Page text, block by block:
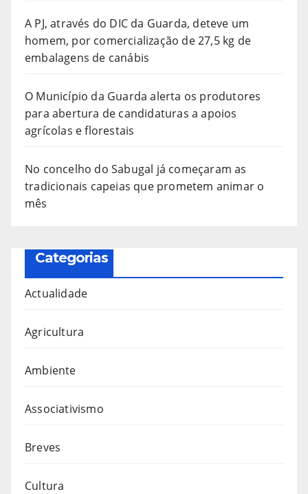
A PJ, através do DIC da Guarda, deteve um
homem, por comercialização de 27,5 kg de
embalagens de canábis
O Município da Guarda alerta os produtores
para abertura de candidaturas a apoios
agrícolas e florestais
No concelho do Sabugal já começaram as
tradicionais capeias que prometem animar o
mês
Categorias
Actualidade
Agricultura
Ambiente
Associativismo
Breves
Cultura